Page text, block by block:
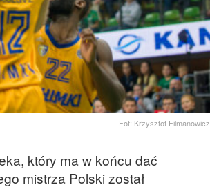
Fot: Krzysztof Filmanowicz
który ma w końcu dać
mistrza Polski został